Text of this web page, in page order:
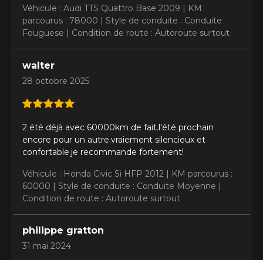
Véhicule : Audi TTS Quattro Base 2009 | KM
parcourus : 78000 | Style de conduite : Conduite
Fouguese | Condition de route : Autoroute surtout
walter
28 octobre 2025
2 été déjà avec 60000km de fait.l'été prochain
encore pour un autre.vraiement silencieux et
confortable.je recommande fortement!
Véhicule : Honda Civic Si HFP 2012 | KM parcourus :
60000 | Style de conduite : Conduite Moyenne |
Condition de route : Autoroute surtout
philippe gratton
31 mai 2024